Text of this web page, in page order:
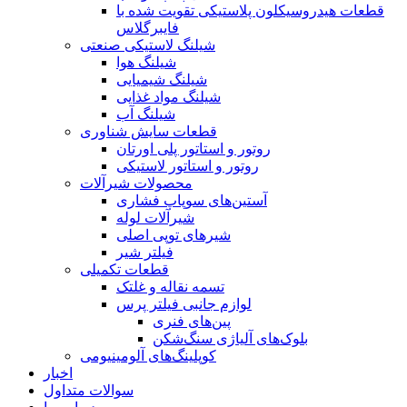
قطعات هیدروسیکلون پلاستیکی تقویت شده با
فایبرگلاس
شیلنگ لاستیکی صنعتی
شیلنگ هوا
شیلنگ شیمیایی
شیلنگ مواد غذایی
شیلنگ آب
قطعات سایش شناوری
روتور و استاتور پلی اورتان
روتور و استاتور لاستیکی
محصولات شیرآلات
آستین‌های سوپاپ فشاری
شیرآلات لوله
شیرهای توپی اصلی
فیلتر شیر
قطعات تکمیلی
تسمه نقاله و غلتک
لوازم جانبی فیلتر پرس
پین‌های فنری
بلوک‌های آلیاژی سنگ‌شکن
کوپلینگ‌های آلومینیومی
اخبار
سوالات متداول